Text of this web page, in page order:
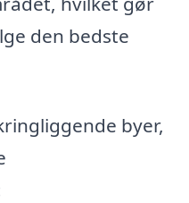
den bedste
byer,